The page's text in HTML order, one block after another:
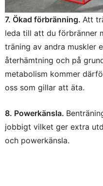
7. Ökad förbränning. Att
leda till att du förbränner
träning av andra muskler
återhämtning och på
metabolism kommer
oss som gillar att äta.
8. Powerkänsla.
jobbigt vilket ger extra
och powerkänsla.